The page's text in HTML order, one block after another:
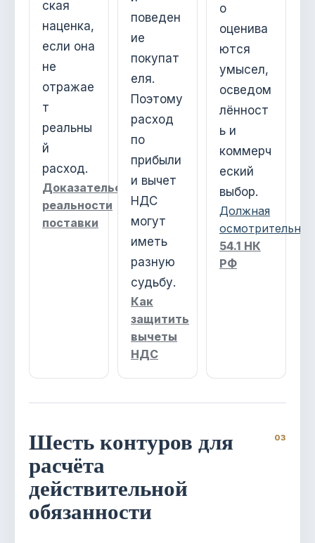
ская
наценка,
если она
не
отражае
т
реальны
й
расход.
Доказательства
реальности
поставки
поведен
ие
покупат
еля.
Поэтому
расход
по
прибыли
и вычет
НДС
могут
иметь
разную
судьбу.
Как
защитить
вычеты
НДС
о
оценива
ются
умысел,
осведом
лённост
ь и
коммерч
еский
выбор.
Должная
54.1 НК
РФ
Шесть контуров для
расчёта
действительной
обязанности